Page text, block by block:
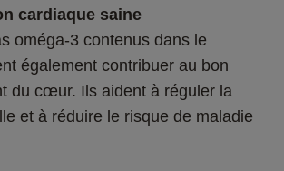
cardiaque saine
oméga-3 contenus dans le
également contribuer au bon
du cœur. Ils aident à réguler la
et à réduire le risque de maladie